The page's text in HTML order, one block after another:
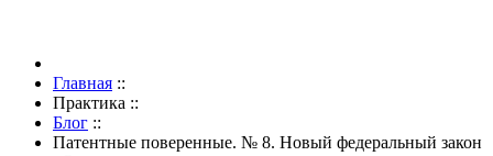
Главная ::
Практика ::
Блог ::
Патентные поверенные. № 8. Новый федеральный закон